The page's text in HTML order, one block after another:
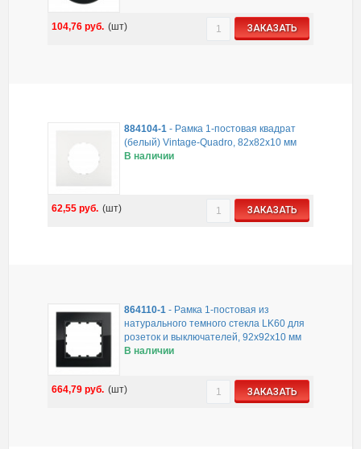
104,76 руб. (шт) ЗАКАЗАТЬ
884104-1 - Рамка 1-постовая квадрат
(белый) Vintage-Quadro, 82х82х10 мм
В наличии
62,55 руб. (шт) ЗАКАЗАТЬ
864110-1- Рамка 1-постовая из
натурального темного стекла LK60 для
розеток и выключателей, 92х92х10 мм
В наличии
664,79 руб. (шт) ЗАКАЗАТЬ